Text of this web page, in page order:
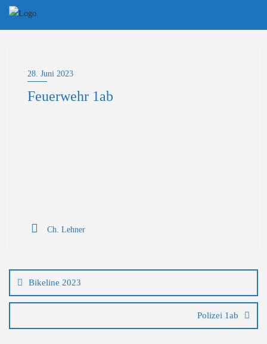
Skip
28. Juni 2023
Feuerwehr 1ab
Ch. Lehner
Bikeline 2023
Polizei 1ab